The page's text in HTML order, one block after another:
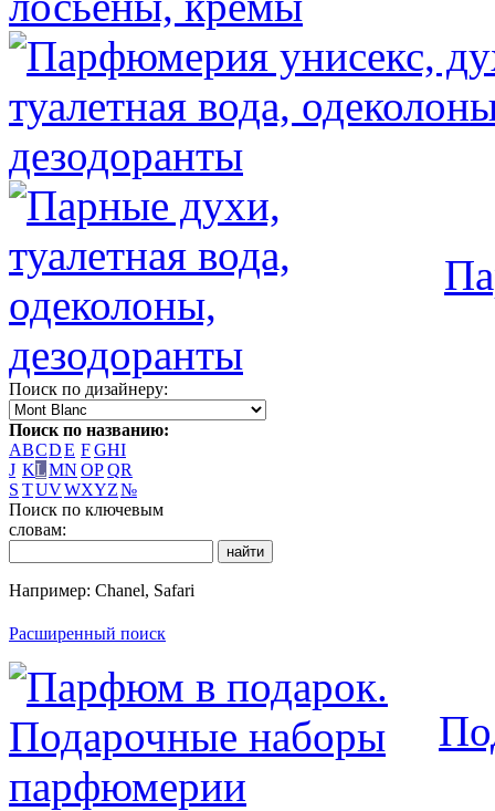
Поиск по дизайнеру:
Поиск по названию:
ABCDE FGHI
J KLMN OPQR
S TUVWXYZ№
Поиск по ключевым
словам:
Например: Chanel, Safari
Расширенный поиск